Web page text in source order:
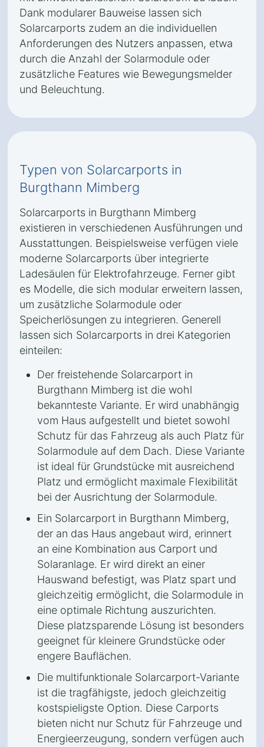
Dank modularer Bauweise lassen sich
Solarcarports zudem an die individuellen
Anforderungen des Nutzers anpassen, etwa
durch die Anzahl der Solarmodule oder
zusätzliche Features wie Bewegungsmelder
und Beleuchtung.
Typen von Solarcarports in
Burgthann Mimberg
Solarcarports in Burgthann Mimberg
existieren in verschiedenen Ausführungen und
Ausstattungen. Beispielsweise verfügen viele
moderne Solarcarports über integrierte
Ladesäulen für Elektrofahrzeuge. Ferner gibt
es Modelle, die sich modular erweitern lassen,
um zusätzliche Solarmodule oder
Speicherlösungen zu integrieren. Generell
lassen sich Solarcarports in drei Kategorien
einteilen:
Der freistehende Solarcarport in
Burgthann Mimberg ist die wohl
bekannteste Variante. Er wird unabhängig
vom Haus aufgestellt und bietet sowohl
Schutz für das Fahrzeug als auch Platz für
Solarmodule auf dem Dach. Diese Variante
ist ideal für Grundstücke mit ausreichend
Platz und ermöglicht maximale Flexibilität
bei der Ausrichtung der Solarmodule.
Ein Solarcarport in Burgthann Mimberg,
der an das Haus angebaut wird, erinnert
an eine Kombination aus Carport und
Solaranlage. Er wird direkt an einer
Hauswand befestigt, was Platz spart und
gleichzeitig ermöglicht, die Solarmodule in
eine optimale Richtung auszurichten.
Diese platzsparende Lösung ist besonders
geeignet für kleinere Grundstücke oder
engere Bauflächen.
Die multifunktionale Solarcarport-Variante
ist die tragfähigste, jedoch gleichzeitig
kostspieligste Option. Diese Carports
bieten nicht nur Schutz für Fahrzeuge und
Energieerzeugung, sondern verfügen auch